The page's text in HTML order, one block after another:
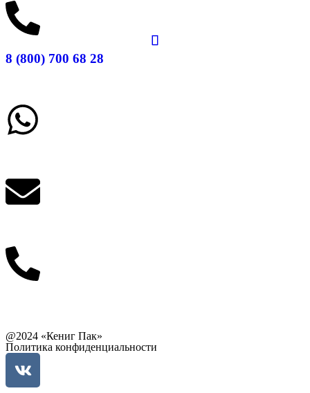
8 (800) 700 68 28
@2024 «Кениг Пак»
Политика конфиденциальности